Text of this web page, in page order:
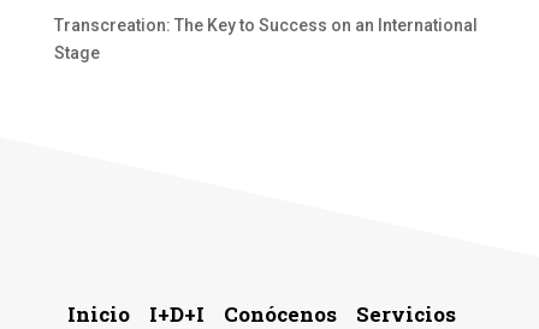
Transcreation: The Key to Success on an International
Stage
Inicio I+D+I Conócenos
Servicios